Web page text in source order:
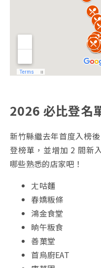
2026 必比登名
新竹縣繼去年首度入榜
登榜單，並增加 2 間新
哪些熟悉的店家吧！
ㄤ咕麵
春嬌粄條
鴻金食堂
晌午粄食
善菓堂
首烏廚EAT